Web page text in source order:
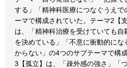
する」「精神科医療につなぐうえで
ーマで構成されていた。テーマ2【
は、「精神科治療を受けていても自
を決めている」「不意に衝動的に
からない」の4つのサブテーマで構
3【孤立】は、「疎外感の強さ」「